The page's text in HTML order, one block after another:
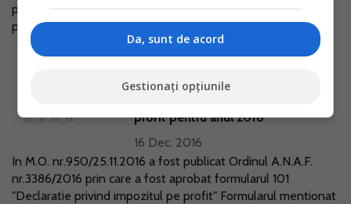
profit" si de plata a impozitului pe profit pentru anul 2016,
pentru urmatoarele...
Depunerea formularului 101-
profit pentru anul 2016
16 Dec. 2016
In M.O. nr.950/25.11.2016 a fost publicat Ordinul A.N.A.F.
nr.3386/2016 prin care a fost aprobat formularul 101
"Declaratie privind impozitul pe profit" Formularul mentionat
Da, sunt de acord
Gestionați opțiunile